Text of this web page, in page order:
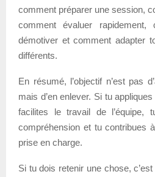
comment préparer une session,
comment évaluer rapidement,
démotiver et comment adapter
différents.
En résumé, l’objectif n’est pas
mais d’en enlever. Si tu
facilites le travail de l’équipe,
compréhension et tu contribues
prise en charge.
Si tu dois retenir une chose,